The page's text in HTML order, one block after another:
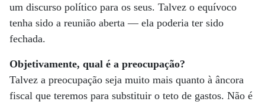
um discurso político para os seus. Talvez o equívoco
tenha sido a reunião aberta — ela poderia ter sido
fechada.
Objetivamente, qual é a preocupação?
Talvez a preocupação seja muito mais quanto à âncora
fiscal que teremos para substituir o teto de gastos. Não é